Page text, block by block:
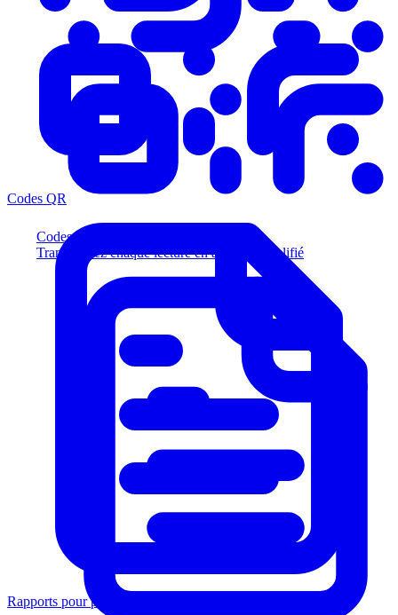
Codes QR
Transformez chaque lecture en acheteur qualifié
Codes QR
Rapports pour prêteurs